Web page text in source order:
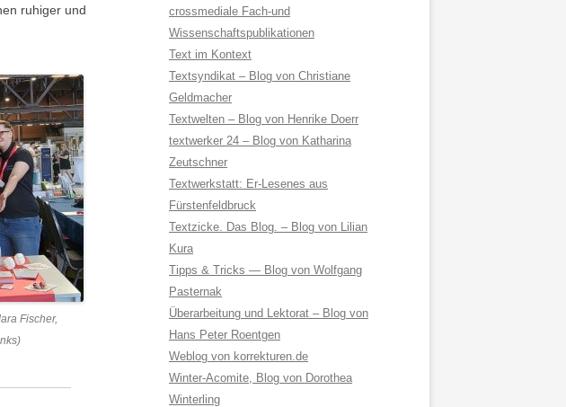
ruhiger und
Fischer,
crossmediale Fach-und
Wissenschaftspublikationen
Text im Kontext
Textsyndikat – Blog von Christiane
Geldmacher
Textwelten – Blog von Henrike Doerr
textwerker 24 – Blog von Katharina
Zeutschner
Textwerkstatt: Er-Lesenes aus
Fürstenfeldbruck
Textzicke. Das Blog. – Blog von Lilian
Kura
Tipps & Tricks — Blog von Wolfgang
Pasternak
Überarbeitung und Lektorat – Blog von
Hans Peter Roentgen
Weblog von korrekturen.de
Winter-Acomite, Blog von Dorothea
Winterling